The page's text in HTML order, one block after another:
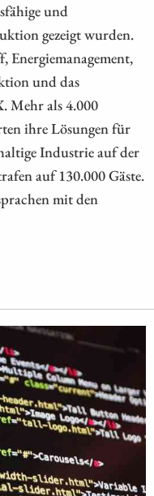
und
gezeigt wurden.
Energiemanagement,
und das
Mehr als 4.000
ihre Lösungen für
Industrie auf der
auf 130.000 Gäste.
mit den